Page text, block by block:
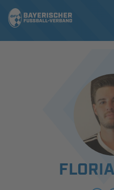
ERGEBNISSE &
SPIELBETRIEB &
AUSBILDUNG &